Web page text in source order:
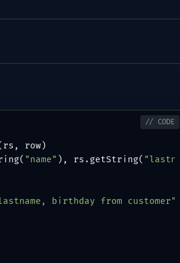
(rs, row)
"name" ), rs.getString(
birthday from customer"